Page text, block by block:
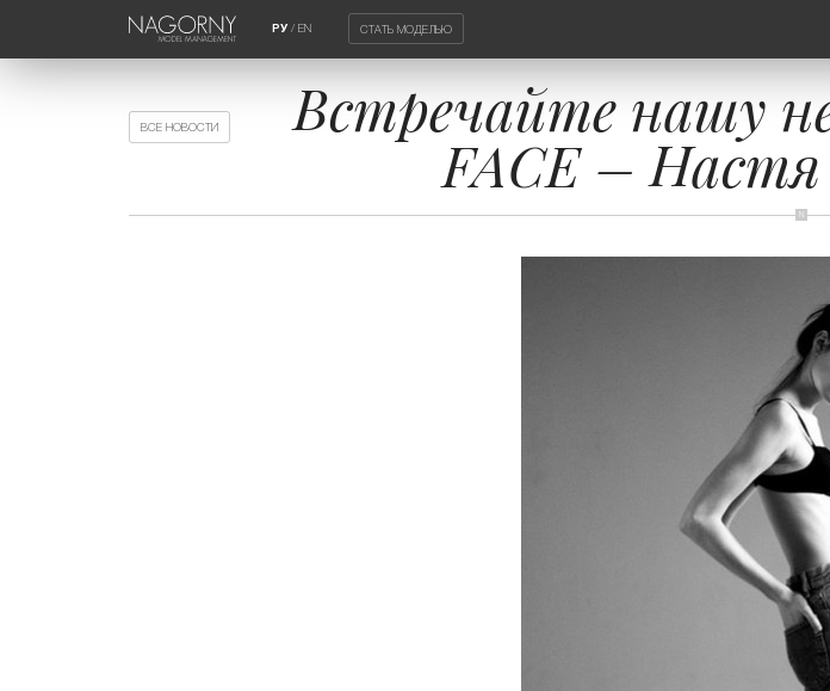
РУ / EN СТАТЬ МОДЕЛЬЮ
Встречайте нашу
FACE –
ВСЕ НОВОСТИ